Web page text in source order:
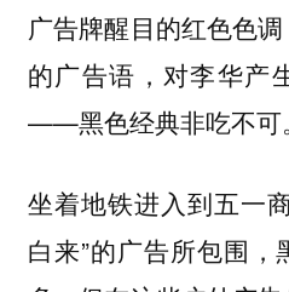
广告牌醒目的红色色
的广告语，对李华产
——黑色经典非吃不可。
坐着地铁进入到五一
白来”的广告所包围